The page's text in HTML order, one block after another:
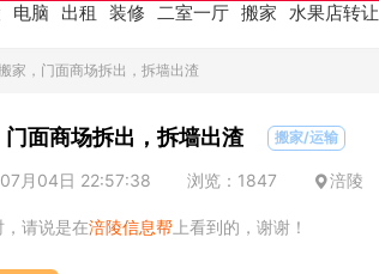
电脑 出租 装修 二室一厅 搬家 水果店转让
家，门面商场拆出，拆墙出渣
面商场拆出，拆墙出渣 搬家/运输
月04日 22:57:38 浏览：1847 涪陵
请说是在涪陵信息帮 上看到的，谢谢！